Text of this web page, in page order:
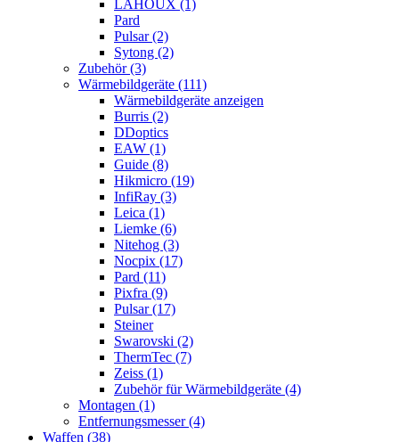
LAHOUX (1)
Pard
Pulsar (2)
Sytong (2)
Zubehör (3)
Wärmebildgeräte (111)
Wärmebildgeräte anzeigen
Burris (2)
DDoptics
EAW (1)
Guide (8)
Hikmicro (19)
InfiRay (3)
Leica (1)
Liemke (6)
Nitehog (3)
Nocpix (17)
Pard (11)
Pixfra (9)
Pulsar (17)
Steiner
Swarovski (2)
ThermTec (7)
Zeiss (1)
Zubehör für Wärmebildgeräte (4)
Montagen (1)
Entfernungsmesser (4)
Waffen (38)